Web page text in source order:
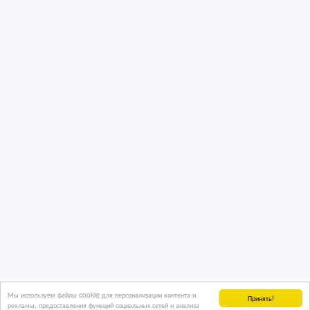
Принять!
Мы используем файлы cookie для персонализации контента и
рекламы, предоставления функций социальных сетей и анализа